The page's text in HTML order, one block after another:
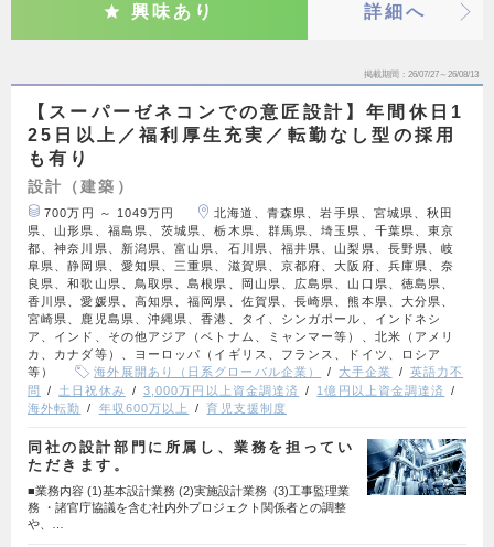
興味あり 詳細へ
掲載期間 26/07/27～26/08/13
【スーパーゼネコンでの意匠設計】年間休日1
25日以上／福利厚生充実／転勤なし型の採用
も有り
設計（建築）
700万円 ～ 1049万円
北海道、青森県、岩手県、宮城県、秋田
県、山形県、福島県、茨城県、栃木県、群馬県、埼玉県、千葉県、東京
都、神奈川県、新潟県、富山県、石川県、福井県、山梨県、長野県、岐
阜県、静岡県、愛知県、三重県、滋賀県、京都府、大阪府、兵庫県、奈
良県、和歌山県、鳥取県、島根県、岡山県、広島県、山口県、徳島県、
香川県、愛媛県、高知県、福岡県、佐賀県、長崎県、熊本県、大分県、
宮崎県、鹿児島県、沖縄県、香港、タイ、シンガポール、インドネシ
ア、インド、その他アジア（ベトナム、ミャンマー等）、北米（アメリ
カ、カナダ等）、ヨーロッパ（イギリス、フランス、ドイツ、ロシア
等）
海外展開あり（日系グローバル企業） 大手企業
英語力不
問
土日祝休み 3,000万円以上資金調達済
1億円以上資金調達済
海外転勤
年収600万以上 育児支援制度
同社の設計部門に所属し、業務を担ってい
ただきます。
■業務内容 (1)基本設計業務 (2)実施設計業務 (3)工事監理業
務 ・諸官庁協議を含む社内外プロジェクト関係者との調整
や、…